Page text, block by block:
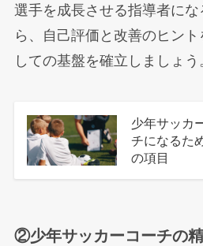
選手を成長させる指導者に
ら、自己評価と改善のヒン
しての基盤を確立しましょう
少年サッカ
チになるた
の項目
②少年サッカーコーチの